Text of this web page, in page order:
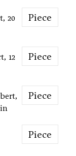
20
Piece
12
Piece
Piece
Piece